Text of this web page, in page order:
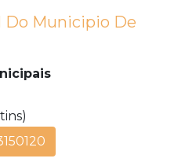
Do Municipio De